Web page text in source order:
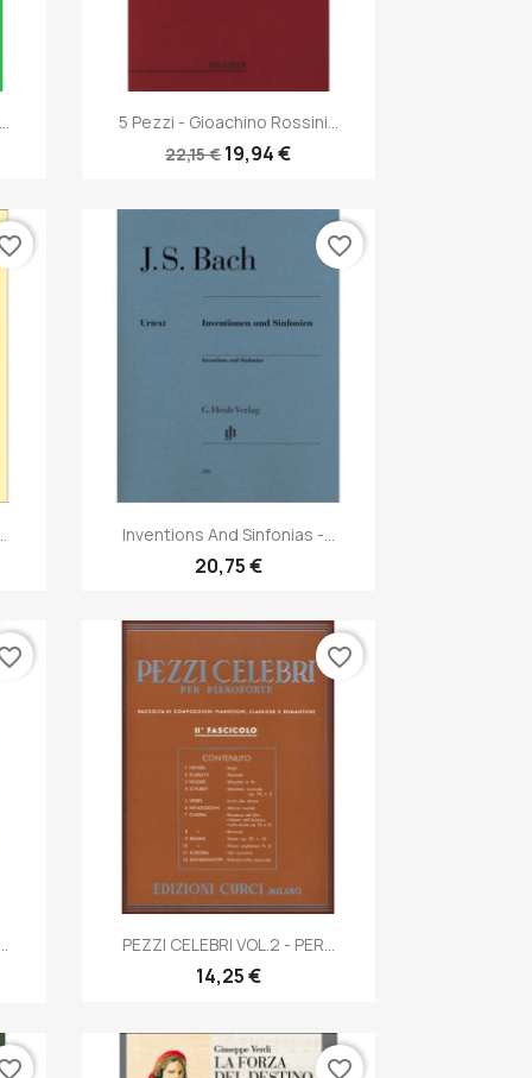
Anteprima
5 Pezzi - Gioachino Rossini...
22,15 €19,94 €
Anteprima
Inventions And Sinfonias -...
20,75 €
favorite_border
 Anteprima
PEZZI CELEBRI VOL.2 - PER...
14,25 €
favorite_border
favorite_border